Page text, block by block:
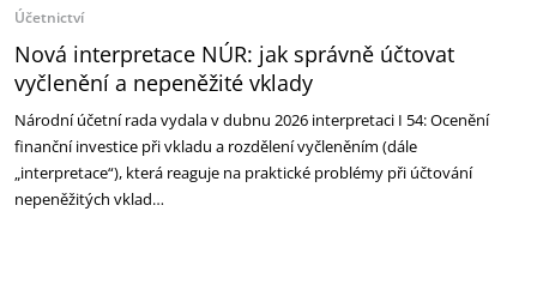
Účetnictví
Nová interpretace NÚR: jak správně účtovat
vyčlenění a nepeněžité vklady
Národní účetní rada vydala v dubnu 2026 interpretaci I 54: Ocenění
finanční investice při vkladu a rozdělení vyčleněním (dále
„interpretace“), která reaguje na praktické problémy při účtování
nepeněžitých vklad…